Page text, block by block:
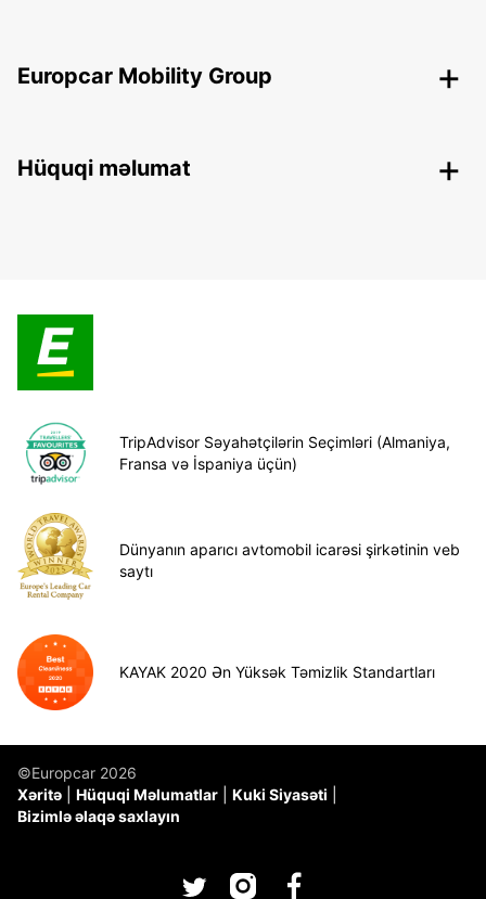
Europcar Mobility Group
Hüquqi məlumat
TripAdvisor Səyahətçilərin Seçimləri (Almaniya,
Fransa və İspaniya üçün)
Dünyanın aparıcı avtomobil icarəsi şirkətinin veb
saytı
KAYAK 2020 Ən Yüksək Təmizlik Standartları
©Europcar 2026
Xəritə
Hüquqi Məlumatlar
Kuki Siyasəti
Bizimlə əlaqə saxlayın